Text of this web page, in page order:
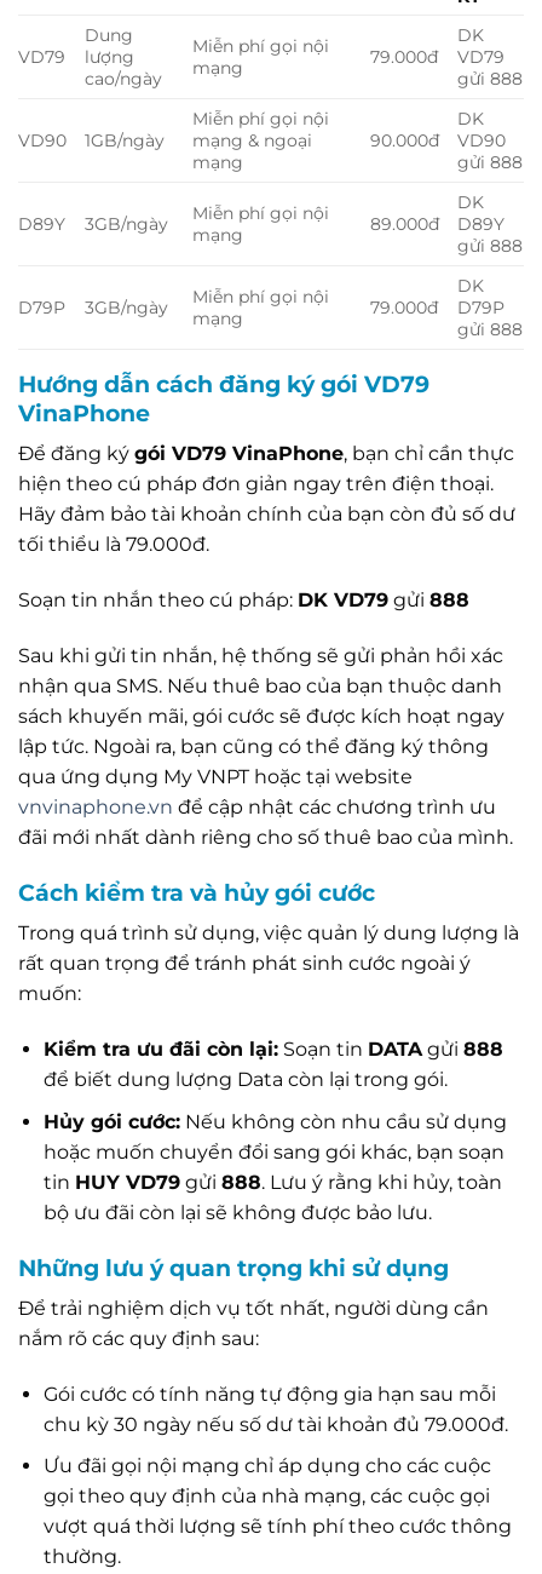
VD79
Dung
lượng
cao/ngày
Miễn phí gọi nội
mạng
79.000đ
DK
VD79
gửi 888
VD90 1GB/ngày
Miễn phí gọi nội
mạng & ngoại
mạng
90.000đ
DK
VD90
gửi 888
D89Y 3GB/ngày
Miễn phí gọi nội
mạng
89.000đ
DK
D89Y
gửi 888
D79P 3GB/ngày
Miễn phí gọi nội
mạng
79.000đ
DK
D79P
gửi 888
Hướng dẫn cách đăng ký gói VD79
VinaPhone
Để đăng ký gói VD79 VinaPhone, bạn chỉ cần thực
hiện theo cú pháp đơn giản ngay trên điện thoại.
Hãy đảm bảo tài khoản chính của bạn còn đủ số dư
tối thiểu là 79.000đ.
Soạn tin nhắn theo cú pháp: DK VD79 gửi 888
Sau khi gửi tin nhắn, hệ thống sẽ gửi phản hồi xác
nhận qua SMS. Nếu thuê bao của bạn thuộc danh
sách khuyến mãi, gói cước sẽ được kích hoạt ngay
lập tức. Ngoài ra, bạn cũng có thể đăng ký thông
qua ứng dụng My VNPT hoặc tại website
vnvinaphone.vn để cập nhật các chương trình ưu
đãi mới nhất dành riêng cho số thuê bao của mình.
Cách kiểm tra và hủy gói cước
Trong quá trình sử dụng, việc quản lý dung lượng là
rất quan trọng để tránh phát sinh cước ngoài ý
muốn:
Kiểm tra ưu đãi còn lại:Soạn tin DATAgửi 888
để biết dung lượng Data còn lại trong gói.
Hủy gói cước:Nếu không còn nhu cầu sử dụng
hoặc muốn chuyển đổi sang gói khác, bạn soạn
tin HUY VD79gửi 888. Lưu ý rằng khi hủy, toàn
bộ ưu đãi còn lại sẽ không được bảo lưu.
Những lưu ý quan trọng khi sử dụng
Để trải nghiệm dịch vụ tốt nhất, người dùng cần
nắm rõ các quy định sau:
Gói cước có tính năng tự động gia hạn sau mỗi
chu kỳ 30 ngày nếu số dư tài khoản đủ 79.000đ.
Ưu đãi gọi nội mạng chỉ áp dụng cho các cuộc
gọi theo quy định của nhà mạng, các cuộc gọi
vượt quá thời lượng sẽ tính phí theo cước thông
thường.